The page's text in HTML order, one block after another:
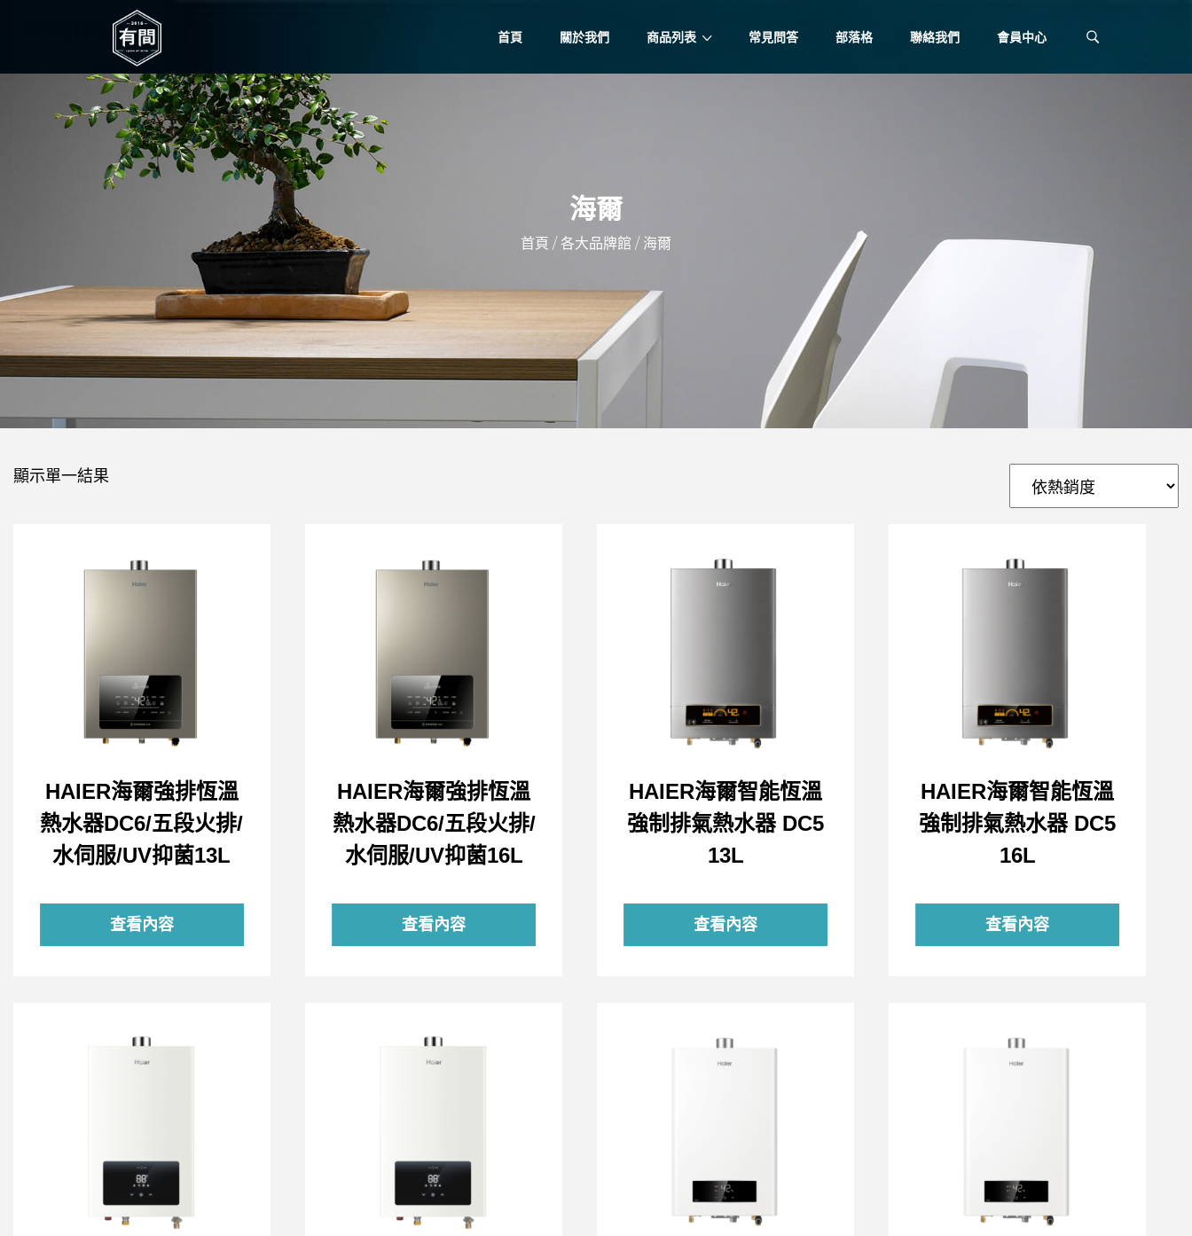
首頁 關於我們 商品列表 常見問答 部落格 聯絡我們 會員中心
海爾
首頁 / 各大品牌館 / 海爾
顯示單一結果
HAIER海爾強排恆溫
熱水器DC6/五段火排/
水伺服/UV抑菌13L
查看內容
HAIER海爾強排恆溫
熱水器DC6/五段火排/
水伺服/UV抑菌16L
查看內容
HAIER海爾智能恆溫
強制排氣熱水器 DC5
13L
查看內容
HAIER海爾智能恆溫
強制排氣熱水器 DC5
16L
查看內容